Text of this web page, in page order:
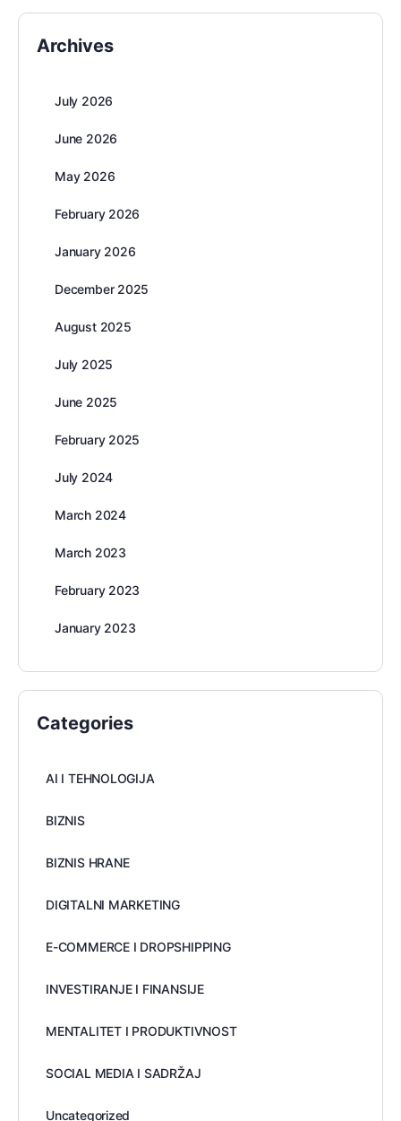
Archives
July 2026
June 2026
May 2026
February 2026
January 2026
December 2025
August 2025
July 2025
June 2025
February 2025
July 2024
March 2024
March 2023
February 2023
January 2023
Categories
AI I TEHNOLOGIJA
BIZNIS
BIZNIS HRANE
DIGITALNI MARKETING
E-COMMERCE I DROPSHIPPING
INVESTIRANJE I FINANSIJE
MENTALITET I PRODUKTIVNOST
SOCIAL MEDIA I SADRŽAJ
Uncategorized